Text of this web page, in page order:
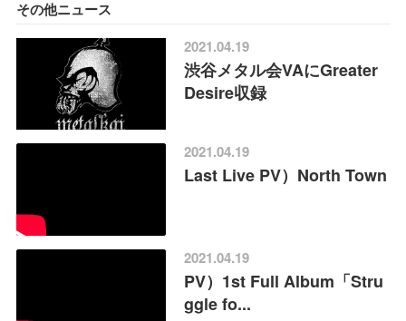
その他ニュース
2021.04.19
渋谷メタル会VAにGreater
Desire収録
2021.04.19
Last Live PV）North Town
2021.04.19
PV）1st Full Album「Stru
ggle fo...